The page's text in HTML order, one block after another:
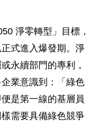
淨零轉型」目標，
式進入爆發期。淨
永續部門的專利，
業意識到：「綠色
是第一線的基層員
需要具備綠色競爭